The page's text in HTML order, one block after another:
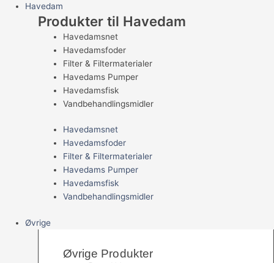
Havedam
Produkter til Havedam
Havedamsnet
Havedamsfoder
Filter & Filtermaterialer
Havedams Pumper
Havedamsfisk
Vandbehandlingsmidler
Havedamsnet
Havedamsfoder
Filter & Filtermaterialer
Havedams Pumper
Havedamsfisk
Vandbehandlingsmidler
Øvrige
Øvrige Produkter